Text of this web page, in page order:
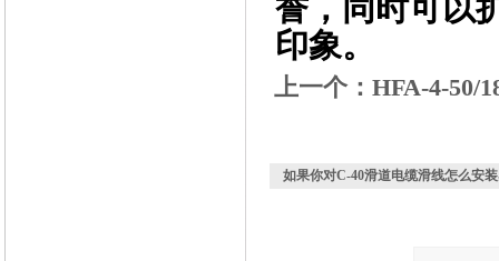
誉，同时可以
印象。
上一个： HFA-4-50/
如果你对C-40滑道电缆滑线怎么安装